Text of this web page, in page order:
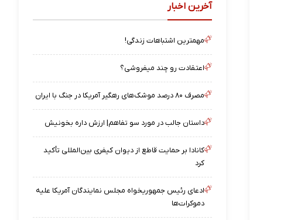
آخرین اخبار
مهمترین اشتباهات زندگی!
اعتقادت رو چند میفروشی؟
مصرف ۸۰ درصد موشک‌های رهگیر آمریکا در جنگ با ایران
داستان جالب در مورد سو تفاهم| ارزش داره بخونیش
کانادا بر حمایت قاطع از دیوان کیفری بین‌المللی تأکید
کرد
ادعای رئیس جمهوریخواه مجلس نمایندگان آمریکا علیه
دموکرات‌ها